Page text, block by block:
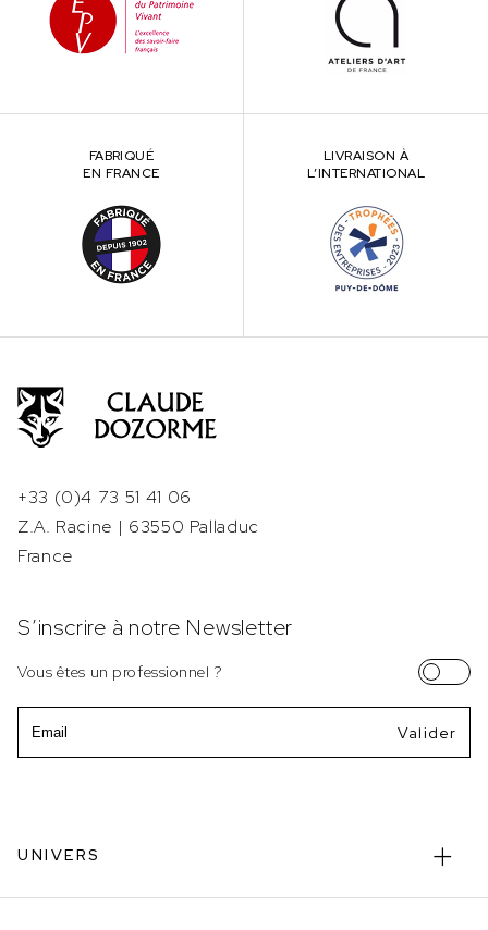
FABRIQUÉ
EN FRANCE
LIVRAISON À
L’INTERNATIONAL
+33 (0)4 73 51 41 06
Z.A. Racine | 63550 Palladuc
France
S’inscrire à notre Newsletter
Vous êtes un professionnel ?
UNIVERS